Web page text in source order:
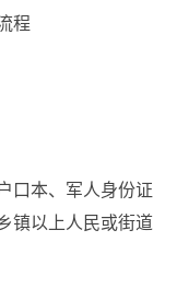
程
本、军人身份证
镇以上人民或街道